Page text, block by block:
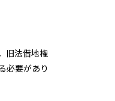
旧法借地権
必要があり